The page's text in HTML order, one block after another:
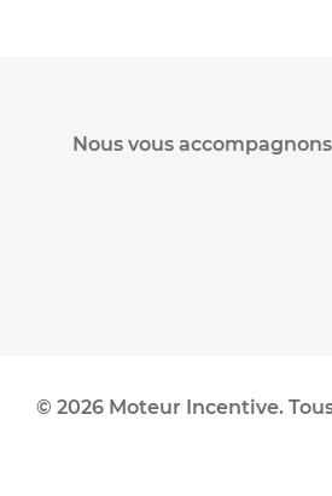
Nous vous
© 2026 Moteur Incentive.